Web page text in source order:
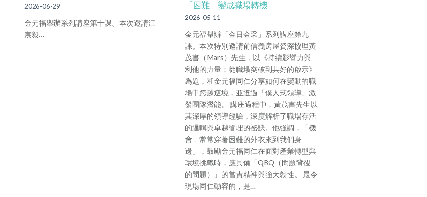
2026-06-29
金元福舉辦系列講座第十課。本次邀請汪
宸毅…
「困難」變成職場轉機
2026-05-11
金元福舉辦「金日金采」系列講座第九
課。本次特別邀請前信義房屋資深協理黃
茂書（Mars）先生，以《持續影響力與
利他的力量：從職場突破到共好的啟示》
為題，和金元福同仁分享如何在變動的職
場中跨越逆境，並透過「僕人式領導」激
發團隊潛能。 講座過程中，黃茂書先生以
其深厚的領導經驗，深度解析了職場存活
的邏輯與卓越管理的祕訣。他強調，「機
會，常常穿著困難的外衣來到我們身
邊」，鼓勵金元福同仁在面對產業轉型與
環境挑戰時，應具備「QBQ（問題背後
的問題）」的當責精神與強大韌性。 最令
現場同仁動容的，是…